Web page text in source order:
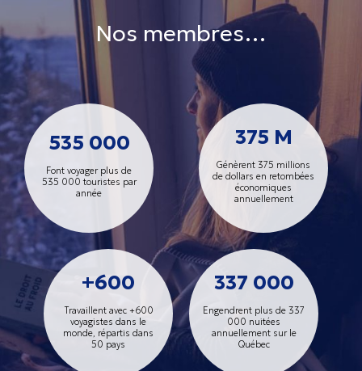
Nos membres…
535 000
Font voyager plus de
535 000 touristes par
année
375 M
Génèrent 375 millions
de dollars en retombées
économiques
annuellement
+600
Travaillent avec +600
voyagistes dans le
monde, répartis dans
50 pays
337 000
Engendrent plus de 337
000 nuitées
annuellement sur le
Québec